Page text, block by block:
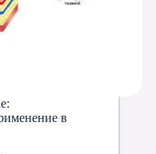
в